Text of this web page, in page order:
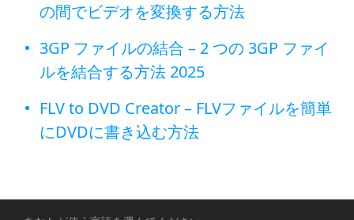
の間でビデオを変換する方法
3GP ファイルの結合 – 2 つの 3GP ファイ
ルを結合する方法 2025
FLV to DVD Creator – FLVファイルを簡単
にDVDに書き込む方法